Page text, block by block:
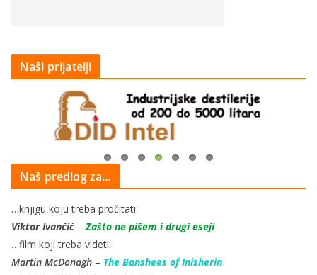
Naši prijatelji
Naš predlog za…
…knjigu koju treba pročitati:
Viktor Ivančić–Zašto ne pišem i drugi eseji
…film koji treba videti:
Martin McDonagh – The Banshees of Inisherin